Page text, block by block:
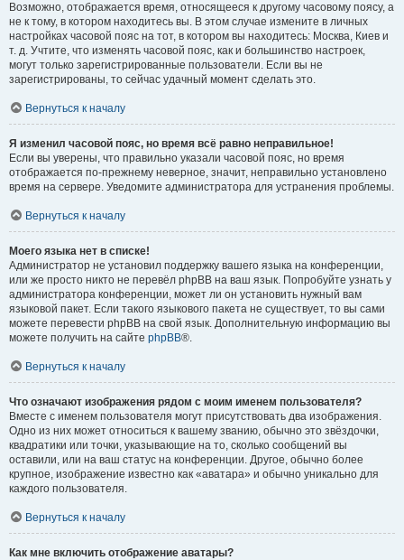
Возможно, отображается время, относящееся к другому часовому поясу, а
не к тому, в котором находитесь вы. В этом случае измените в личных
настройках часовой пояс на тот, в котором вы находитесь: Москва, Киев и
т. д. Учтите, что изменять часовой пояс, как и большинство настроек,
могут только зарегистрированные пользователи. Если вы не
зарегистрированы, то сейчас удачный момент сделать это.
Вернуться к началу
Я изменил часовой пояс, но время всё равно неправильное!
Если вы уверены, что правильно указали часовой пояс, но время
отображается по-прежнему неверное, значит, неправильно установлено
время на сервере. Уведомите администратора для устранения проблемы.
Вернуться к началу
Моего языка нет в списке!
Администратор не установил поддержку вашего языка на конференции,
или же просто никто не перевёл phpBB на ваш язык. Попробуйте узнать у
администратора конференции, может ли он установить нужный вам
языковой пакет. Если такого языкового пакета не существует, то вы сами
можете перевести phpBB на свой язык. Дополнительную информацию вы
можете получить на сайте phpBB®.
Вернуться к началу
Что означают изображения рядом с моим именем пользователя?
Вместе с именем пользователя могут присутствовать два изображения.
Одно из них может относиться к вашему званию, обычно это звёздочки,
квадратики или точки, указывающие на то, сколько сообщений вы
оставили, или на ваш статус на конференции. Другое, обычно более
крупное, изображение известно как «аватара» и обычно уникально для
каждого пользователя.
Вернуться к началу
Как мне включить отображение аватары?